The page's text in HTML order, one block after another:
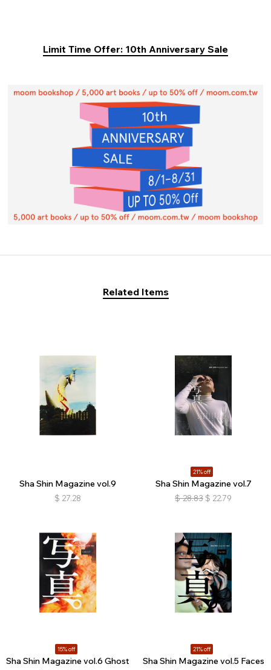
Limit Time Offer: 10th Anniversary Sale
Related Items
Sha Shin Magazine vol.9
$ 27.28
21% off
Sha Shin Magazine vol.7
$ 28.83 $ 22.79
15% off
Sha Shin Magazine vol.6 Ghost
21% off
Sha Shin Magazine vol.5 Faces